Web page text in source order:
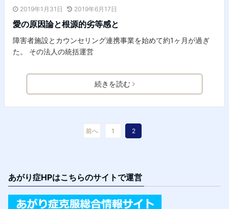
2019年1月31日 2019年6月17日
愛の原因論と根源的劣等感と
障害者施設とカウンセリング連携事業を始めて約1ヶ月が過ぎ
た。 その法人の統括運営
続きを読む
前へ 1 2
あがり症HPはこちらのサイトで運営